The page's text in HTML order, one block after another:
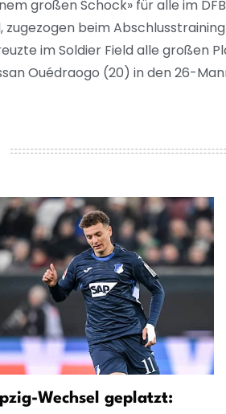
großen Schock» für alle im
zugezogen beim
im Soldier Field alle großen
Ouédraogo (20) in den 26-
Wechsel geplatzt: